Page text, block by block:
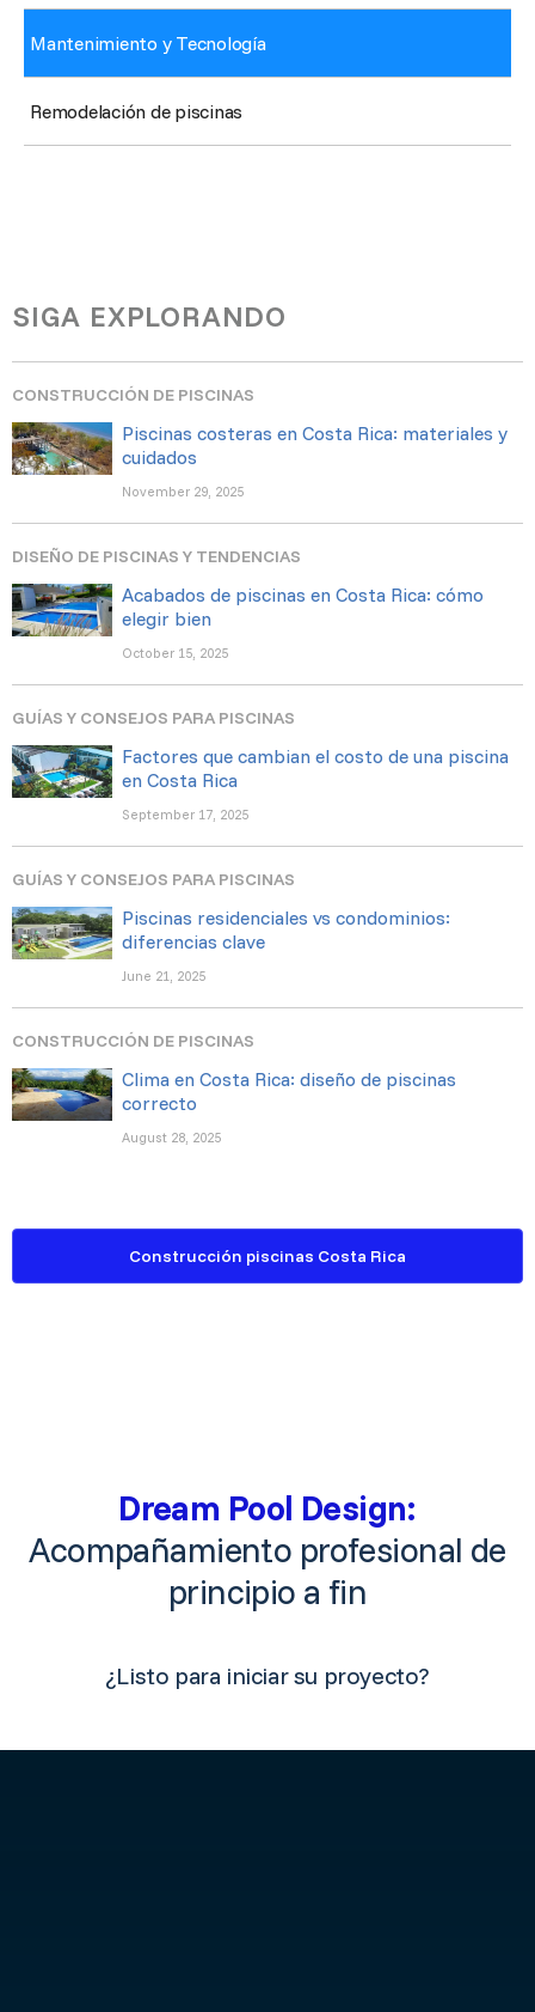
Mantenimiento y Tecnología
Remodelación de piscinas
SIGA EXPLORANDO
CONSTRUCCIÓN DE PISCINAS
Piscinas costeras en Costa Rica: materiales y
cuidados
November 29, 2025
DISEÑO DE PISCINAS Y TENDENCIAS
Acabados de piscinas en Costa Rica: cómo
elegir bien
October 15, 2025
GUÍAS Y CONSEJOS PARA PISCINAS
Factores que cambian el costo de una piscina
en Costa Rica
September 17, 2025
GUÍAS Y CONSEJOS PARA PISCINAS
Piscinas residenciales vs condominios:
diferencias clave
June 21, 2025
CONSTRUCCIÓN DE PISCINAS
Clima en Costa Rica: diseño de piscinas
correcto
August 28, 2025
Construcción piscinas Costa Rica
Dream Pool Design:
Acompañamiento profesional de
principio a fin
¿Listo para iniciar su proyecto?